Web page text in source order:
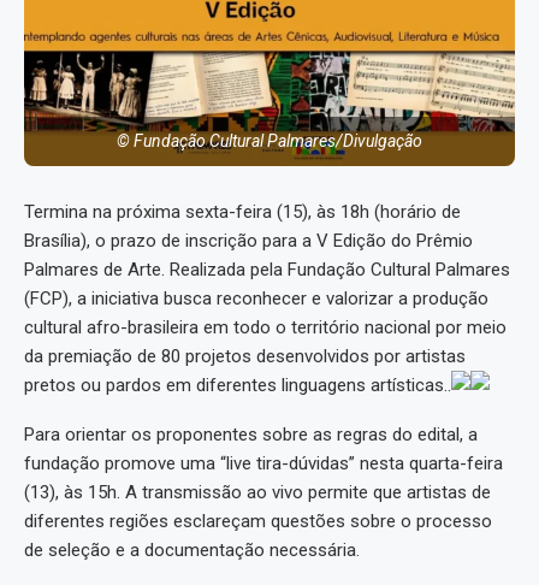
© Fundação Cultural Palmares/Divulgação
Termina na próxima sexta-feira (15), às 18h (horário de
Brasília), o prazo de inscrição para a V Edição do Prêmio
Palmares de Arte. Realizada pela Fundação Cultural Palmares
(FCP), a iniciativa busca reconhecer e valorizar a produção
cultural afro-brasileira em todo o território nacional por meio
da premiação de 80 projetos desenvolvidos por artistas
pretos ou pardos em diferentes linguagens artísticas..
Para orientar os proponentes sobre as regras do edital, a
fundação promove uma “live tira-dúvidas” nesta quarta-feira
(13), às 15h. A transmissão ao vivo permite que artistas de
diferentes regiões esclareçam questões sobre o processo
de seleção e a documentação necessária.